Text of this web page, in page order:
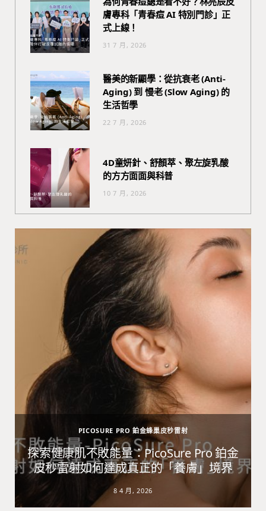
膚專科「青春痘 AI 特別門診」正
式上線！
31 7 月, 2026
醫美的新顯學：從抗衰老 (Anti-
Aging) 到 慢老 (Slow Aging) 的
生活哲學
22 7 月, 2026
4D童妍針、舒顏萃、聚左旋乳酸
的方方面面與科普
10 7 月, 2026
PICOSURE PRO 鉑金蜂巢皮秒雷射
探索健康肌不敗能量：PicoSure Pro 鉑金
皮秒雷射如何達成真正的「養膚」境界
8 4 月, 2026